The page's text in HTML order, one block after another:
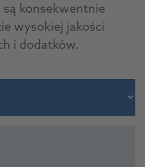
konsekwentnie
wysokiej jakości
i dodatków.